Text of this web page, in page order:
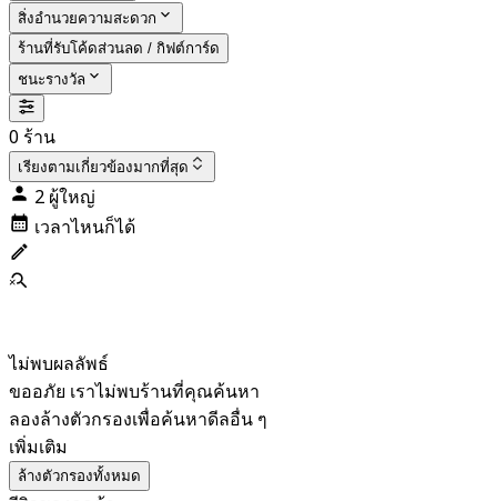
สิ่งอำนวยความสะดวก
ร้านที่รับโค้ดส่วนลด / กิฟต์การ์ด
ชนะรางวัล
0 ร้าน
เรียงตามเกี่ยวข้องมากที่สุด
2 ผู้ใหญ่
เวลาไหนก็ได้
ไม่พบผลลัพธ์
ขออภัย เราไม่พบร้านที่คุณค้นหา
ลองล้างตัวกรองเพื่อค้นหาดีลอื่น ๆ
เพิ่มเติม
ล้างตัวกรองทั้งหมด